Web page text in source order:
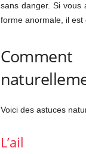
sans danger. Si vous
forme anormale, il est
Voici des astuces
L’ail